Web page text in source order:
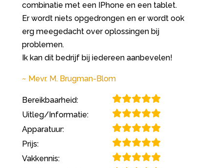
combinatie met een IPhone en een tablet.
Er wordt niets opgedrongen en er wordt ook
erg meegedacht over oplossingen bij
problemen.
Ik kan dit bedrijf bij iedereen aanbevelen!
Mevr. M. Brugman-Blom
Bereikbaarheid:
Uitleg/Informatie:
Apparatuur:
Prijs:
Vakkennis: